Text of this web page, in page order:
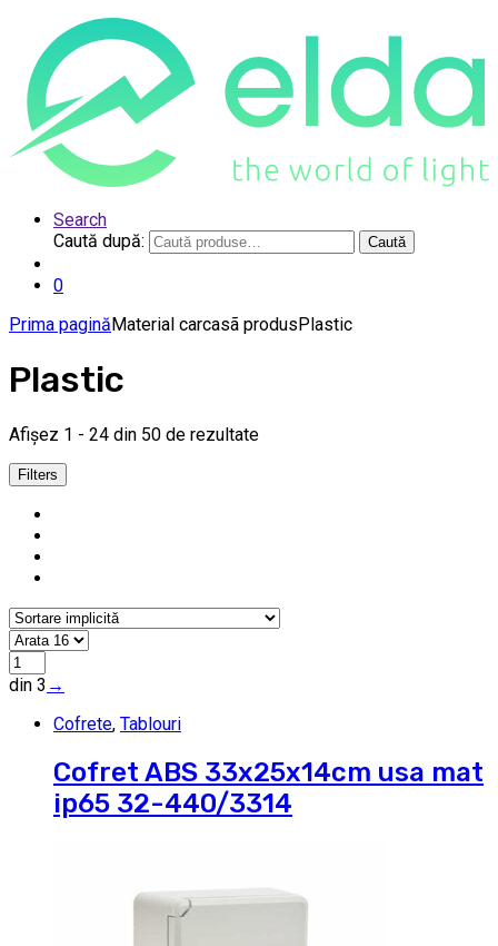
Search
Caută după:
Caută
0
Prima paginăMaterial carcasã produsPlastic
Plastic
Afișez 1 - 24 din 50 de rezultate
Filters
din 3 →
Cofrete, Tablouri
Cofret ABS 33x25x14cm usa mat
ip65 32-440/3314